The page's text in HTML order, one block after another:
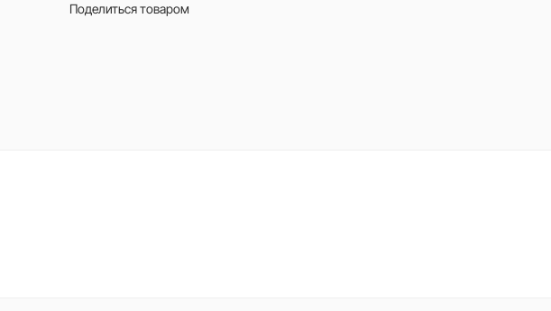
Поделиться товаром